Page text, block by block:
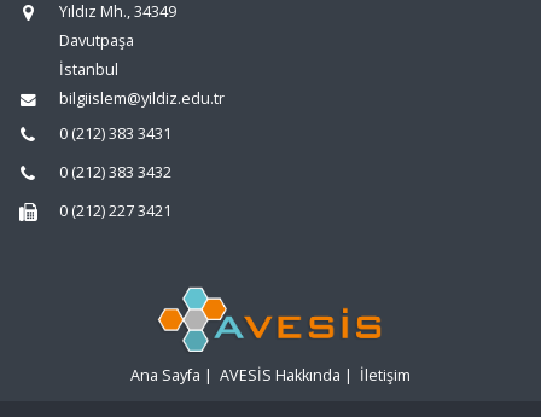
Yıldız Mh., 34349
Davutpaşa
İstanbul
bilgiislem@yildiz.edu.tr
0 (212) 383 3431
0 (212) 383 3432
0 (212) 227 3421
Ana Sayfa | AVESİS Hakkında | İletişim